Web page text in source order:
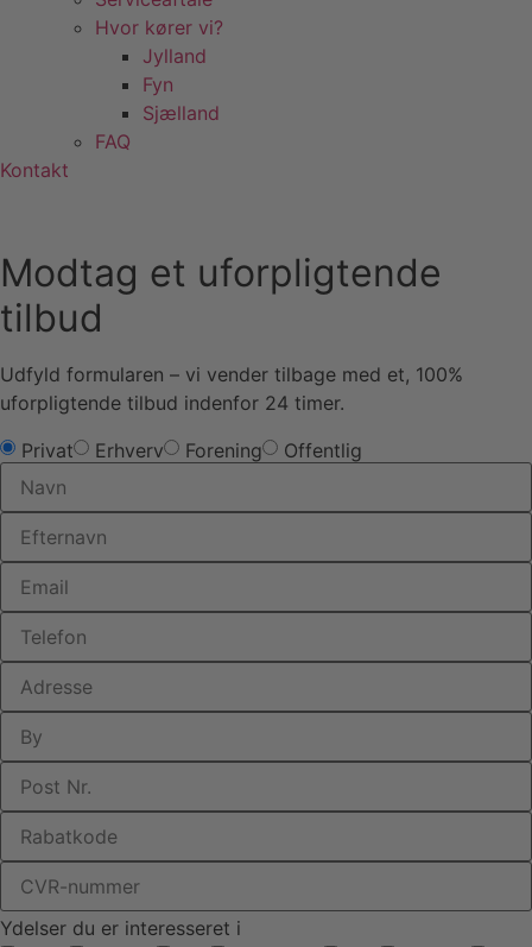
Hvor kører vi?
Jylland
Fyn
Sjælland
FAQ
Kontakt
Modtag et uforpligtende
tilbud
Udfyld formularen – vi vender tilbage med et, 100%
uforpligtende tilbud indenfor 24 timer.
Privat Erhverv Forening Offentlig
Ydelser du er interesseret i